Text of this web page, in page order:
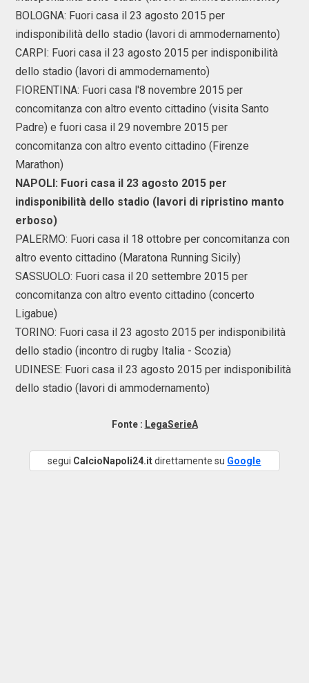
BOLOGNA: Fuori casa il 23 agosto 2015 per
indisponibilità dello stadio (lavori di ammodernamento)
CARPI: Fuori casa il 23 agosto 2015 per indisponibilità
dello stadio (lavori di ammodernamento)
FIORENTINA: Fuori casa l'8 novembre 2015 per
concomitanza con altro evento cittadino (visita Santo
Padre) e fuori casa il 29 novembre 2015 per
concomitanza con altro evento cittadino (Firenze
Marathon)
NAPOLI: Fuori casa il 23 agosto 2015 per
indisponibilità dello stadio (lavori di ripristino manto
erboso)
PALERMO: Fuori casa il 18 ottobre per concomitanza con
altro evento cittadino (Maratona Running Sicily)
SASSUOLO: Fuori casa il 20 settembre 2015 per
concomitanza con altro evento cittadino (concerto
Ligabue)
TORINO: Fuori casa il 23 agosto 2015 per indisponibilità
dello stadio (incontro di rugby Italia - Scozia)
UDINESE: Fuori casa il 23 agosto 2015 per indisponibilità
dello stadio (lavori di ammodernamento)
Fonte : LegaSerieA
segui CalcioNapoli24.itdirettamente su Google